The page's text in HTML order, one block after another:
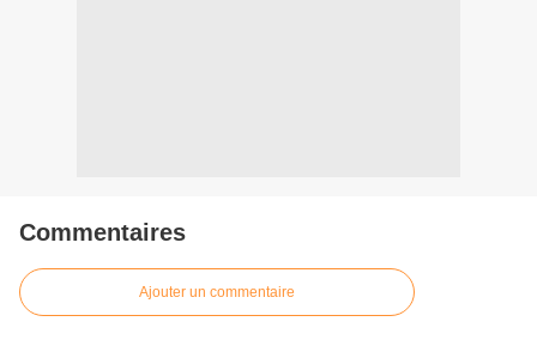
Commentaires
Ajouter un commentaire